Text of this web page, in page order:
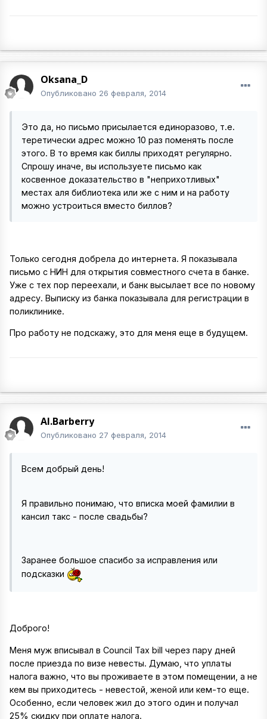
Oksana_D
Опубликовано 26 февраля, 2014
Это да, но письмо присылается единоразово, т.е.
теретически адрес можно 10 раз поменять после
этого. В то время как биллы приходят регулярно.
Спрошу иначе, вы используете письмо как
косвенное доказательство в "неприхотливых"
местах аля библиотека или же с ним и на работу
можно устроиться вместо биллов?
Только сегодня добрела до интернета. Я показывала
письмо с НИН для открытия совместного счета в банке.
Уже с тех пор переехали, и банк высылает все по новому
адресу. Выписку из банка показывала для регистрации в
поликлинике.
Про работу не подскажу, это для меня еще в будущем.
Al.Barberry
Опубликовано 27 февраля, 2014
Всем добрый день!
Я правильно понимаю, что вписка моей фамилии в
кансил такс - после свадьбы?
Заранее большое спасибо за исправления или
подсказки
Доброго!
Меня муж вписывал в Council Tax bill через пару дней
после приезда по визе невесты. Думаю, что уплаты
налога важно, что вы проживаете в этом помещении, а не
кем вы приходитесь - невестой, женой или кем-то еще.
Особенно, если человек жил до этого один и получал
25% скидку при оплате налога.